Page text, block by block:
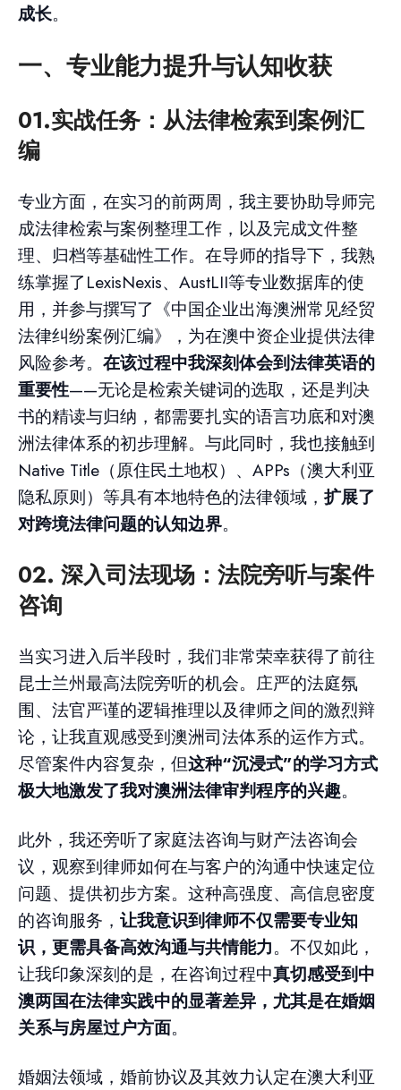
成长。
一、专业能力提升与认知收获
01.实战任务： 从法律检索到案例汇
编
专业方面，在实习的前两周，我主要协助导师完
成法律检索与案例整理工作，以及完成文件整
理、归档等基础性工作。在导师的指导下，我熟
练掌握了LexisNexis、AustLII等专业数据库的使
用，并参与撰写了《中国企业出海澳洲常见经贸
法律纠纷案例汇编》，为在澳中资企业提供法律
风险参考。 在该过程中我深刻体会到法律英语的
重要性——无论是检索关键词的选取，还是判决
书的精读与归纳，都需要扎实的语言功底和对澳
洲法律体系的初步理解。与此同时，我也接触到
Native Title（原住民土地权）、APPs（澳大利亚
隐私原则）等具有本地特色的法律领域， 扩展了
对跨境法律问题的认知边界。
02. 深入司法现场： 法院旁听与案件
咨询
当实习进入后半段时，我们非常荣幸获得了前往
昆士兰州最高法院旁听的机会。庄严的法庭氛
围、法官严谨的逻辑推理以及律师之间的激烈辩
论，让我直观感受到澳洲司法体系的运作方式。
尽管案件内容复杂，但这种“沉浸式”的学习方式
极大地激发了我对澳洲法律审判程序的兴趣。
此外，我还旁听了家庭法咨询与财产法咨询会
议，观察到律师如何在与客户的沟通中快速定位
问题、提供初步方案。这种高强度、高信息密度
的咨询服务， 让我意识到律师不仅需要专业知
识，更需具备高效沟通与共情能力。不仅如此，
让我印象深刻的是，在咨询过程中真切感受到中
澳两国在法律实践中的显著差异，尤其是在婚姻
关系与房屋过户方面。
婚姻法领域，婚前协议及其效力认定在澳大利亚